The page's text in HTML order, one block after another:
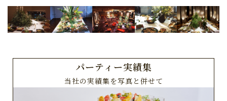
パーティー実績集
当社の実績集を写真と併せて